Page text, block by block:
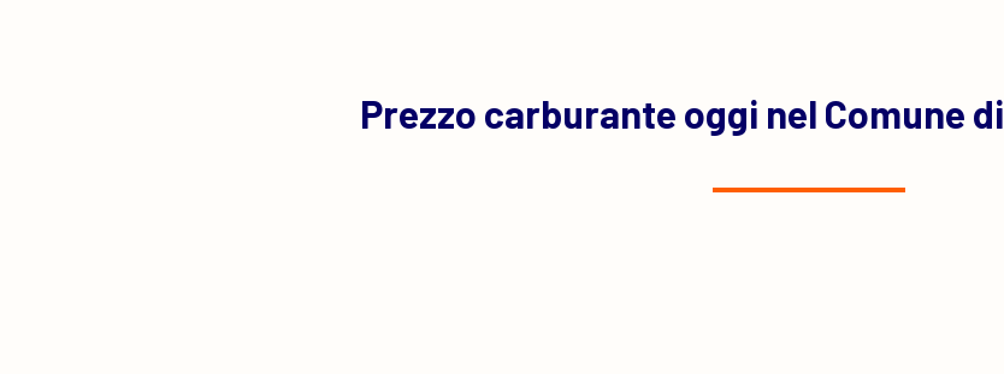
Prezzo carburante oggi nel Comune di